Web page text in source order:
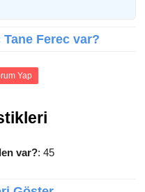
Ferec var?
Yap
var?: 45